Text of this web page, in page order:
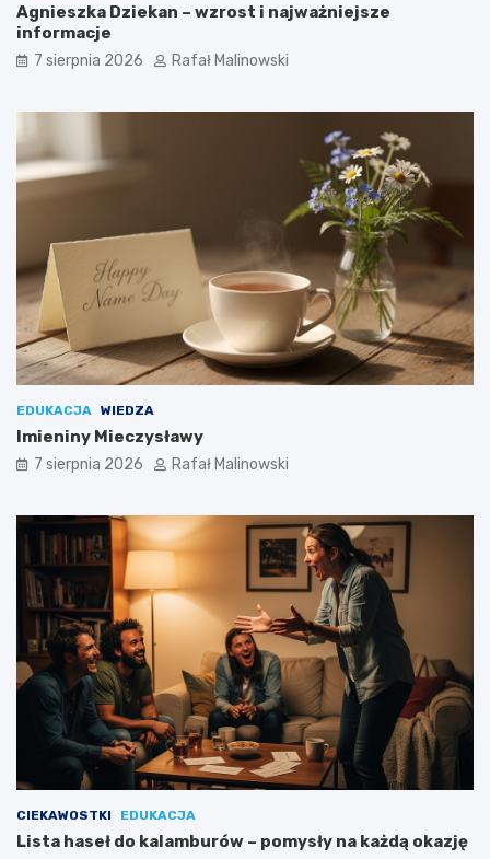
Agnieszka Dziekan – wzrost i najważniejsze
informacje
7 sierpnia 2026 Rafał Malinowski
EDUKACJA WIEDZA
Imieniny Mieczysławy
7 sierpnia 2026 Rafał Malinowski
CIEKAWOSTKI EDUKACJA
Lista haseł do kalamburów – pomysły na każdą okazję